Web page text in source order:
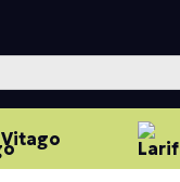
Vitago